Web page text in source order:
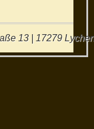
13 | 17279